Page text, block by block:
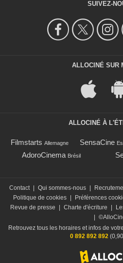
SUIVEZ-
ALLOCINÉ SUR
ALLOCINÉ À
Filmstarts Allemagne SensaCine
AdoroCinema Brésil
Contact Qui sommes-nous
Politique de cookies
Préférences
Revue de presse
Charte d'écriture
Retrouvez tous les horaires et infos de
0 892 892 892